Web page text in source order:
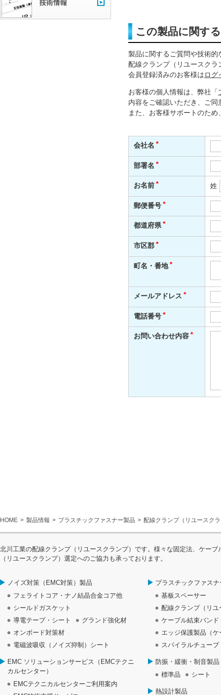
この製品に関す
製品に関するご質問や技術
配線クランプ（リユースク
会員登録済みのお客様はログ
お客様の個人情報は、弊社「
内容をご確認いただき、ご
また、お客様サポートのた
HOME 製品情報 プラスチックファスナー製品 配線クランプ（リユースク
北川工業の配線クランプ（リユースクランプ）です。様々な固定法、ケー
（リユースクランプ）選定へのご協力も承っております。
ノイズ対策（EMC対策）製品
フェライトコア・ナノ結晶合金コア他
シールドガスケット
導電テープ・シート
グランド強化材
オンボード対策材
電磁波吸収（ノイズ抑制）シート
EMC ソリューションサービス（EMCテクニ
カルセンター）
EMCテクニカルセンターご利用案内
プラスチックファス
基板スペーサー
配線クランプ（リ
ケーブル結束バンド
エッジ保護製品（
スパイラルチューブ
防振・緩衝・制音製品
標準品
シート
熱設計製品